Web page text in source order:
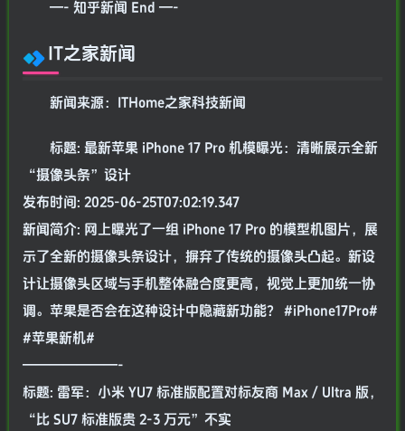
—- 知乎新闻 End —-
IT之家新闻
新闻来源：ITHome之家科技新闻
标题: 最新苹果 iPhone 17 Pro 机模曝光：清晰展示全新
“摄像头条”设计
发布时间: 2025-06-25T07:02:19.347
新闻简介: 网上曝光了一组 iPhone 17 Pro 的模型机图片，展
示了全新的摄像头条设计，摒弃了传统的摄像头凸起。新设
计让摄像头区域与手机整体融合度更高，视觉上更加统一协
调。苹果是否会在这种设计中隐藏新功能？ #iPhone17Pro#
#苹果新机#
———————-
标题: 雷军：小米 YU7 标准版配置对标友商 Max / Ultra 版，
“比 SU7 标准版贵 2-3 万元”不实